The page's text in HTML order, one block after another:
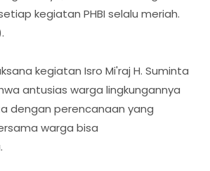
kegiatan PHBI selalu meriah.
kegiatan Isro Mi'raj H. Suminta
antusias warga lingkungannya
dengan perencanaan yang
warga bisa